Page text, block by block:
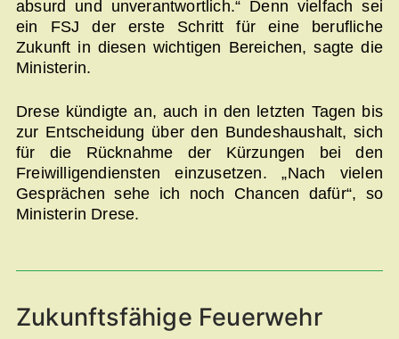
absurd und unverantwortlich.“ Denn vielfach sei
ein FSJ der erste Schritt für eine berufliche
Zukunft in diesen wichtigen Bereichen, sagte die
Ministerin.
Drese kündigte an, auch in den letzten Tagen bis
zur Entscheidung über den Bundeshaushalt, sich
für die Rücknahme der Kürzungen bei den
Freiwilligendiensten einzusetzen. „Nach vielen
Gesprächen sehe ich noch Chancen dafür“, so
Ministerin Drese.
Zukunftsfähige Feuerwehr